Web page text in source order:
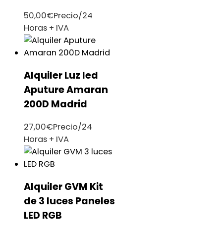
50,00€Precio/24
Horas + IVA
Alquiler Luz led
Aputure Amaran
200D Madrid
27,00€Precio/24
Horas + IVA
Alquiler GVM Kit
de 3 luces Paneles
LED RGB